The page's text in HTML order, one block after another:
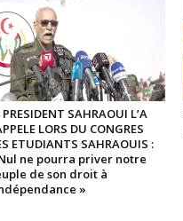
PRESIDENT SAHRAOUI L’A
LORS DU CONGRES
ETUDIANTS SAHRAOUIS :
ne pourra priver notre
de son droit à
»